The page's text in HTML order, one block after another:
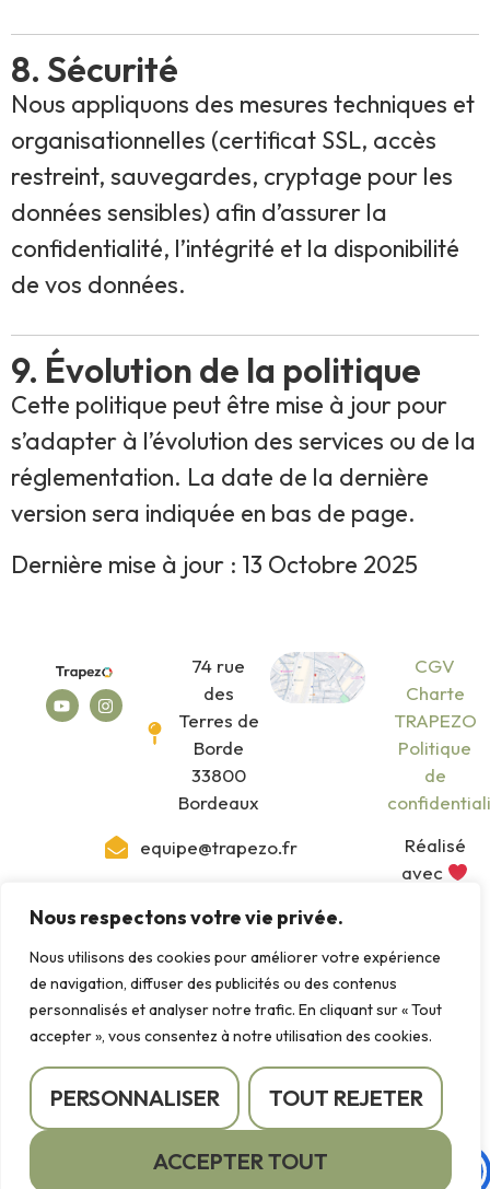
Nous respectons votre vie privée.
Nous utilisons des cookies pour améliorer votre expérience
de navigation, diffuser des publicités ou des contenus
personnalisés et analyser notre trafic. En cliquant sur « Tout
accepter », vous consentez à notre utilisation des cookies.
PERSONNALISER TOUT REJETER
ACCEPTER TOUT
8. Sécurité
Nous appliquons des mesures techniques et
organisationnelles (certificat SSL, accès
restreint, sauvegardes, cryptage pour les
données sensibles) afin d’assurer la
confidentialité, l’intégrité et la disponibilité
de vos données.
9. Évolution de la politique
Cette politique peut être mise à jour pour
s’adapter à l’évolution des services ou de la
réglementation. La date de la dernière
version sera indiquée en bas de page.
Dernière mise à jour : 13 Octobre 2025
74 rue
des
Terres de
Borde
33800
Bordeaux
equipe@trapezo.fr
86 85
CGV
Charte
TRAPEZO
Politique
de
Réalisé
avec